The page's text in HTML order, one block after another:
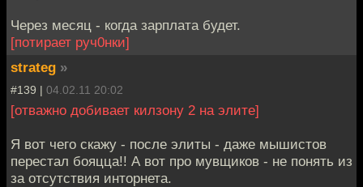
Через месяц - когда зарплата будет.
[потирает руч0нки]
strateg »
#139 | 04.02.11 20:02
[отважно добивает килзону 2 на элите]
Я вот чего скажу - после элиты - даже мышистов
перестал бояцца!! А вот про мувщиков - не понять из
за отсутствия инторнета.